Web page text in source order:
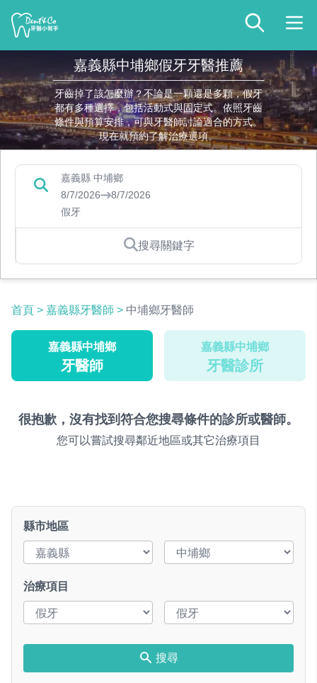
嘉義縣中埔鄉假牙牙醫推薦
牙齒掉了該怎麼辦？不論是一顆還是多顆，假牙
都有多種選擇，包括活動式與固定式。依照牙齒
條件與預算安排，可與牙醫師討論適合的方式。
現在就預約了解治療選項。
嘉義縣 中埔鄉
8/7/2026
8/7/2026
假牙
搜尋關鍵字
首頁 > 嘉義縣牙醫師 > 中埔鄉牙醫師
嘉義縣中埔鄉
牙醫師
嘉義縣中埔鄉
牙醫診所
很抱歉，沒有找到符合您搜尋條件的診所或醫師。
您可以嘗試搜尋鄰近地區或其它治療項目
縣市地區
治療項目
搜尋